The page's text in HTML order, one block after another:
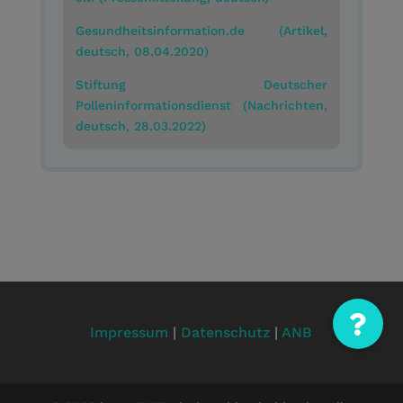
Gesundheitsinformation.de (Artikel,
deutsch, 08.04.2020)
Stiftung Deutscher
Polleninformationsdienst (Nachrichten,
deutsch, 28.03.2022)
Impressum | Datenschutz |ANB